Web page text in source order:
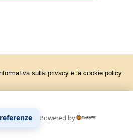
sulla privacy e la cookie policy
Powered by